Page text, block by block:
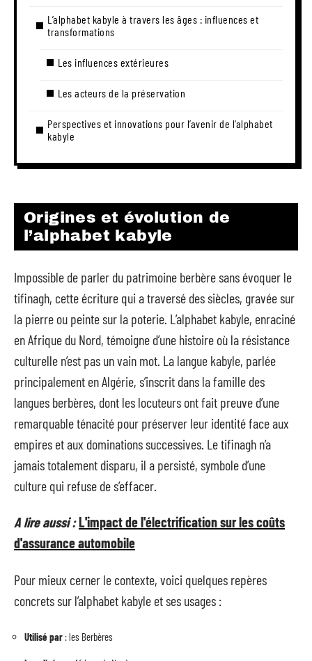
L’alphabet kabyle à travers les âges : influences et
transformations
Les influences extérieures
Les acteurs de la préservation
Perspectives et innovations pour l’avenir de l’alphabet
kabyle
Origines et évolution de
l’alphabet kabyle
Impossible de parler du patrimoine berbère sans évoquer le
tifinagh, cette écriture qui a traversé des siècles, gravée sur
la pierre ou peinte sur la poterie. L’alphabet kabyle, enraciné
en Afrique du Nord, témoigne d’une histoire où la résistance
culturelle n’est pas un vain mot. La langue kabyle, parlée
principalement en Algérie, s’inscrit dans la famille des
langues berbères, dont les locuteurs ont fait preuve d’une
remarquable ténacité pour préserver leur identité face aux
empires et aux dominations successives. Le tifinagh n’a
jamais totalement disparu, il a persisté, symbole d’une
culture qui refuse de s’effacer.
A lire aussi :L'impact de l'électrification sur les coûts
d'assurance automobile
Pour mieux cerner le contexte, voici quelques repères
concrets sur l’alphabet kabyle et ses usages :
Utilisé par : les Berbères